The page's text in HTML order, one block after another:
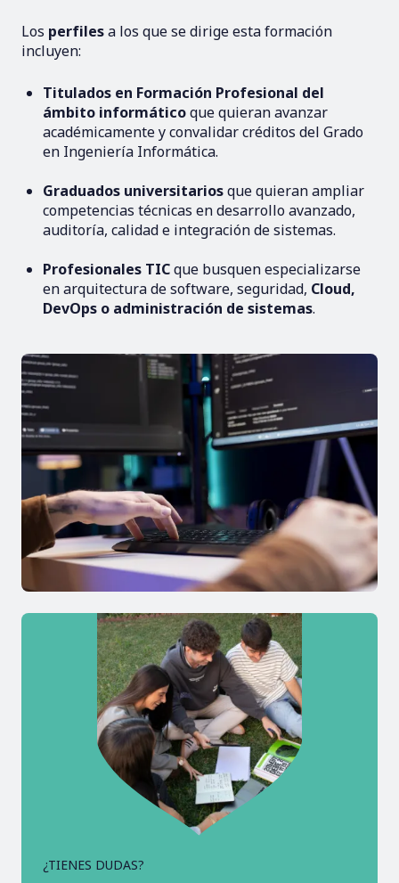
Los perfilesa los que se dirige esta formación
incluyen:
Titulados en Formación Profesional del
ámbito informáticoque quieran avanzar
académicamente y convalidar créditos del Grado
en Ingeniería Informática.
Graduados universitariosque quieran ampliar
competencias técnicas en desarrollo avanzado,
auditoría, calidad e integración de sistemas.
Profesionales TICque busquen especializarse
en arquitectura de software, seguridad, Cloud,
DevOps o administración de sistemas.
¿TIENES DUDAS?